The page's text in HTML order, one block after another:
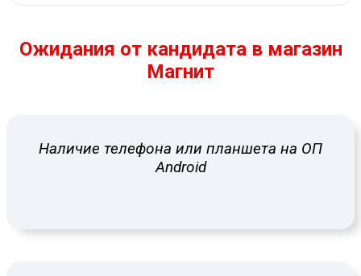
Ожидания от кандидата в магазин
Магнит
Наличие телефона или планшета на ОП
Android